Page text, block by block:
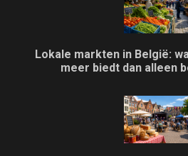
Lokale markten in België:
meer biedt dan alleen